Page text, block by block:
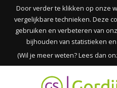
Door verder te klikken op onze
vergelijkbare technieken. Deze
gebruiken en verbeteren van
bijhouden van statistieken
(Wil je meer weten? Lees dan